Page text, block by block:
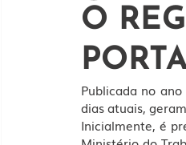
IMOBILIÁRIO
O
Publicada no
dias atuais,
Inicialmente, é